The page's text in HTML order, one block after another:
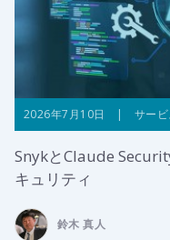
2026年7月10日 | サービ
SnykとClaude
キュリティ
鈴木 真人